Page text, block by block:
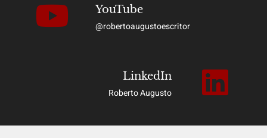
YouTube
@robertoaugustoescritor
LinkedIn
Roberto Augusto